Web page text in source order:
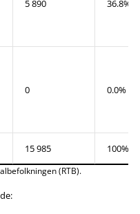
5 890 36.8%
0 0.0%
15 985 100%
(RTB).